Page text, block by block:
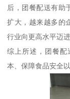
后，团餐配送有助
扩大，越来越多的
行业向更高水平迈进
综上所述，团餐
本、保障食品安全